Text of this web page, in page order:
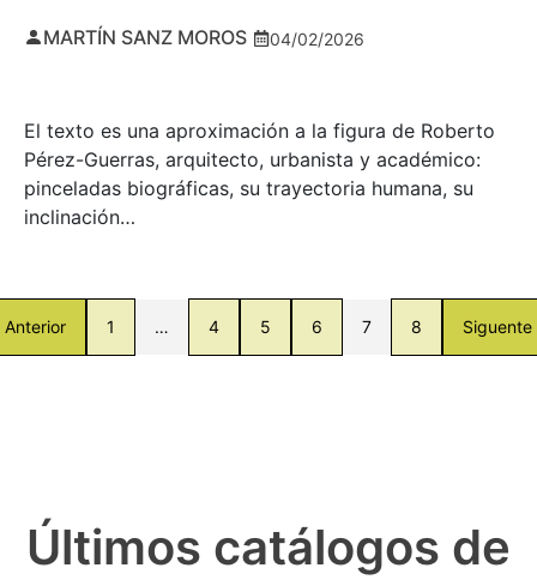
MARTÍN SANZ MOROS 04/02/2026
El texto es una aproximación a la figura de Roberto
Pérez-Guerras, arquitecto, urbanista y académico:
pinceladas biográficas, su trayectoria humana, su
inclinación…
Anterior 1 … 4 5 6 7 8 Siguente
Últimos catálogos de